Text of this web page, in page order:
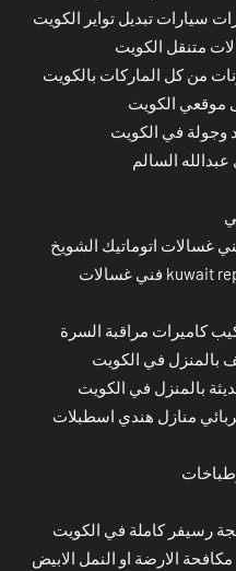
سيارات تبديل تواير الكويت
متنقل الكويت
من كل الماركات بالكويت
موقعي الكويت
وجولة في الكويت
السالم
غسالات اتوماتيك الشويخ
صيانة غسالة ملابس النهضة kuwait repair فني غسالات
كاميرات مراقبة السرة
بالمنزل في الكويت
بالمنزل في الكويت
منازل هندي اسطبلات
رسيفر كاملة في الكويت
الارضة او النمل الابيض